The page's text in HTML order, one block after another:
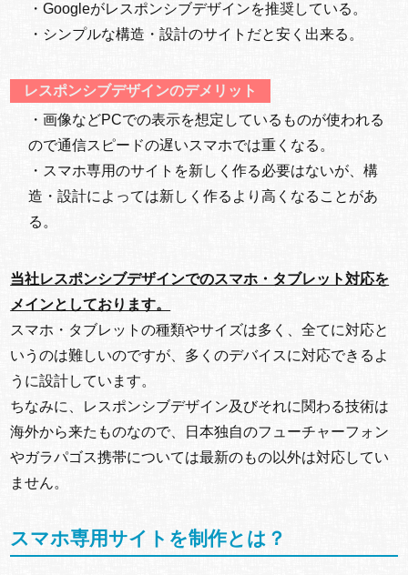
・Googleがレスポンシブデザインを推奨している。
・シンプルな構造・設計のサイトだと安く出来る。
レスポンシブデザインのデメリット
・画像などPCでの表示を想定しているものが使われる
ので通信スピードの遅いスマホでは重くなる。
・スマホ専用のサイトを新しく作る必要はないが、構
造・設計によっては新しく作るより高くなることがあ
る。
当社レスポンシブデザインでのスマホ・タブレット対応を
メインとしております。
スマホ・タブレットの種類やサイズは多く、全てに対応と
いうのは難しいのですが、多くのデバイスに対応できるよ
うに設計しています。
ちなみに、レスポンシブデザイン及びそれに関わる技術は
海外から来たものなので、日本独自のフューチャーフォン
やガラパゴス携帯については最新のもの以外は対応してい
ません。
スマホ専用サイトを制作とは？